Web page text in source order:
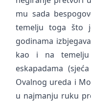
mu sada
temelju toga što
godinama
kao i na temelju
eskapadama
Ovalnog ureda i
u najmanju ruku